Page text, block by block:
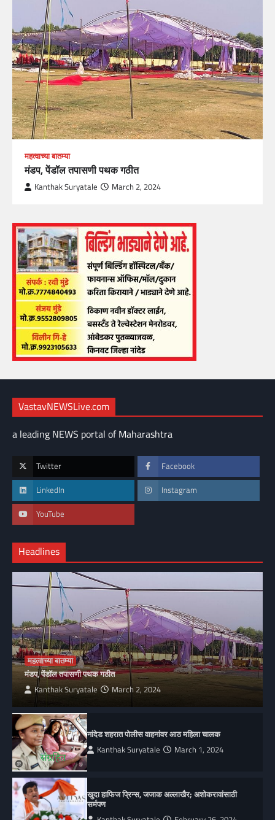
महत्वाच्या बातम्या
मंडप, पेंडॉल तपासणी पथक गठीत
Kanthak Suryatale March 2, 2024
VastavNEWSLive.com
a leading NEWS portal of Maharashtra
Twitter Facebook
LinkedIn Instagram
YouTube
Headlines
महत्वाच्या बातम्या
मंडप, पेंडॉल तपासणी पथक गठीत
Kanthak Suryatale March 2, 2024
नांदेड शहरात पोलीस वाहनांवर आठ महिला चालक
Kanthak Suryatale March 1, 2024
खुदा हाफिज प्रिन्स, जजाक अल्लाखैर; अशोकरावांसाठी
सर्मपण